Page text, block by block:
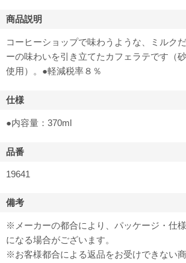
商品説明
コーヒーショップで味わうような、ミルク
ーの味わいを引き立てたカフェラテです（
使用）。●軽減税率８％
仕様
●内容量：370ml
品番
19641
備考
※メーカーの都合により、パッケージ・仕
になる場合がございます。
※お客様都合による返品をお受けできない